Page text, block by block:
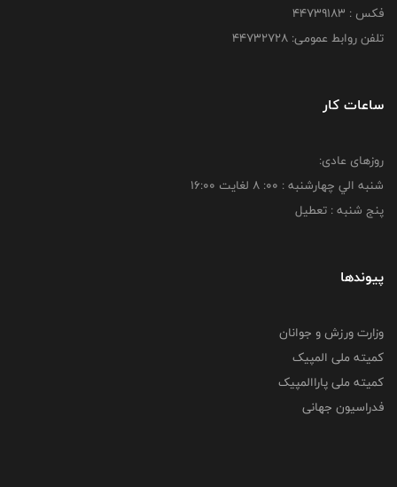
فکس : ۴۴۷۳۹۱۸3
تلفن روابط عمومی: ۴۴۷۳۲۷۲۸
ساعات کار
روزهای عادی:
شنبه الي چهارشنبه : 00: 8 لغايت 16:00
پنج شنبه : تعطیل
پیوندها
وزارت ورزش و جوانان
کمیته ملی المپیک
کمیته ملی پاراالمپیک
فدراسیون جهانی